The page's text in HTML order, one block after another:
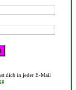
dich in jeder E-Mail